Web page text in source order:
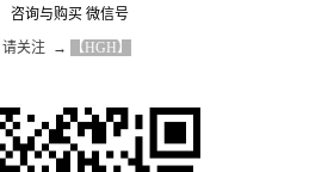
咨询与购买 微信号
请关注  → 【HGH】